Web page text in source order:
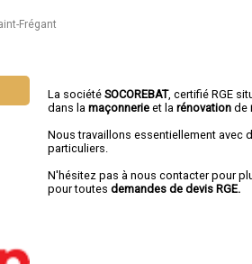
Frégant
La sociétéSOCOREBAT, certifié RGE
dans lamaçonnerie et larénovation de
Nous travaillons essentiellement avec
particuliers.
N'hésitez pas à nous contacter pour
pour toutesdemandes de devis RGE.